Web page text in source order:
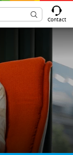
Contact